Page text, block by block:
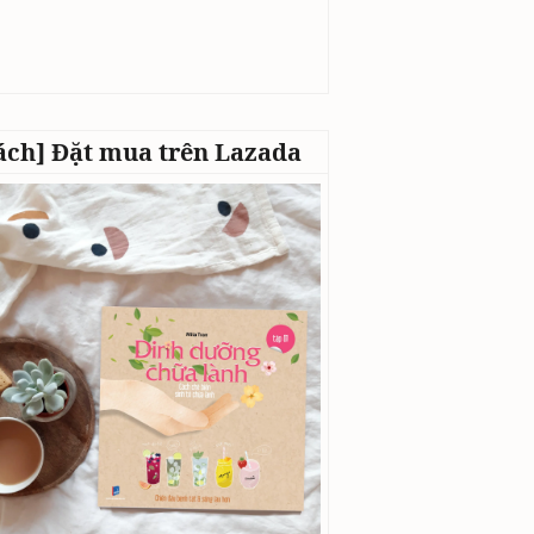
Đặt mua trên Lazada